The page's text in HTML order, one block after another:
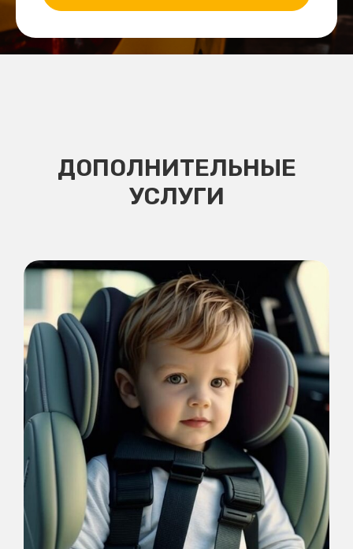
ДОПОЛНИТЕЛЬНЫЕ
УСЛУГИ